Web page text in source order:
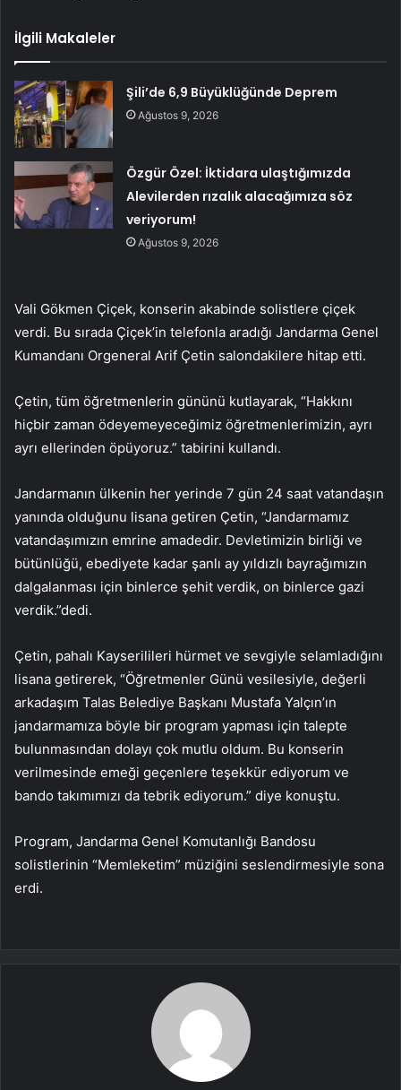
İlgili Makaleler
Şili’de 6,9 Büyüklüğünde Deprem
Ağustos 9, 2026
Özgür Özel: İktidara ulaştığımızda
Alevilerden rızalık alacağımıza söz
veriyorum!
Ağustos 9, 2026
Vali Gökmen Çiçek, konserin akabinde solistlere çiçek
verdi. Bu sırada Çiçek’in telefonla aradığı Jandarma Genel
Kumandanı Orgeneral Arif Çetin salondakilere hitap etti.
Çetin, tüm öğretmenlerin gününü kutlayarak, “Hakkını
hiçbir zaman ödeyemeyeceğimiz öğretmenlerimizin, ayrı
ayrı ellerinden öpüyoruz.” tabirini kullandı.
Jandarmanın ülkenin her yerinde 7 gün 24 saat vatandaşın
yanında olduğunu lisana getiren Çetin, “Jandarmamız
vatandaşımızın emrine amadedir. Devletimizin birliği ve
bütünlüğü, ebediyete kadar şanlı ay yıldızlı bayrağımızın
dalgalanması için binlerce şehit verdik, on binlerce gazi
verdik.”dedi.
Çetin, pahalı Kayserilileri hürmet ve sevgiyle selamladığını
lisana getirerek, “Öğretmenler Günü vesilesiyle, değerli
arkadaşım Talas Belediye Başkanı Mustafa Yalçın’ın
jandarmamıza böyle bir program yapması için talepte
bulunmasından dolayı çok mutlu oldum. Bu konserin
verilmesinde emeği geçenlere teşekkür ediyorum ve
bando takımımızı da tebrik ediyorum.” diye konuştu.
Program, Jandarma Genel Komutanlığı Bandosu
solistlerinin “Memleketim” müziğini seslendirmesiyle sona
erdi.